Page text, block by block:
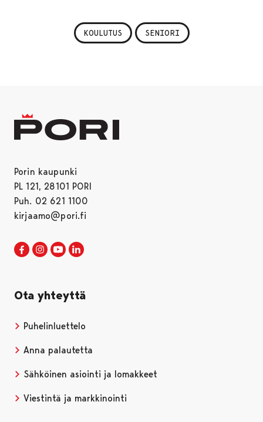
KOULUTUS SENIORI
Porin kaupunki
PL 121, 28101 PORI
Puh. 02 621 1100
kirjaamo@pori.fi
Porin kaupunki Facebookissa
Avautuu uudessa välilehdessä
Porin kaupunki Instagramissa
Avautuu uudessa välilehdessä
Porin kaupunki Youtubessa
Avautuu uudessa välilehdessä
Ota yhteyttä
Puhelinluettelo
Anna palautetta
Sähköinen asiointi ja lomakkeet
Viestintä ja markkinointi